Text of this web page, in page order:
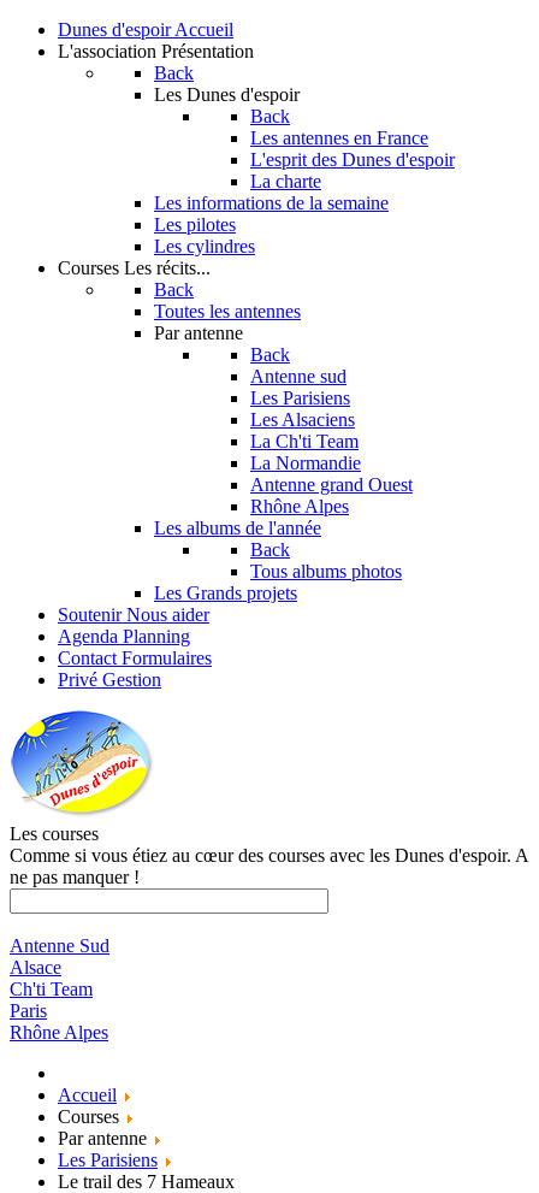
Dunes d'espoir Accueil
L'association Présentation
Back
Les Dunes d'espoir
Back
Les antennes en France
L'esprit des Dunes d'espoir
La charte
Les informations de la semaine
Les pilotes
Les cylindres
Courses Les récits...
Back
Toutes les antennes
Par antenne
Back
Antenne sud
Les Parisiens
Les Alsaciens
La Ch'ti Team
La Normandie
Antenne grand Ouest
Rhône Alpes
Les albums de l'année
Back
Tous albums photos
Les Grands projets
Soutenir Nous aider
Agenda Planning
Contact Formulaires
Privé Gestion
Les courses
Comme si vous étiez au cœur des courses avec les Dunes d'espoir. A
ne pas manquer !
Antenne Sud
Alsace
Ch'ti Team
Paris
Rhône Alpes
Accueil
Courses
Par antenne
Les Parisiens
Le trail des 7 Hameaux